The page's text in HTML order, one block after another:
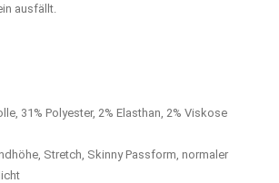
ausfällt.
31% Polyester, 2% Elasthan, 2% Viskose
Stretch, Skinny Passform, normaler